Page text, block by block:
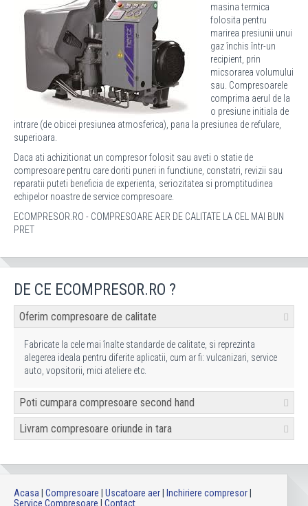
masina termica
folosita pentru
marirea presiunii unui
gaz închis într-un
recipient, prin
micsorarea volumului
sau. Compresoarele
comprima aerul de la
o presiune initiala de
intrare (de obicei presiunea atmosferica), pana la presiunea de refulare,
superioara.
Daca ati achizitionat un compresor folosit sau aveti o statie de
compresoare pentru care doriti puneri in functiune, constatri, revizii sau
reparatii puteti beneficia de experienta, seriozitatea si promptitudinea
echipelor noastre de service compresoare.
ECOMPRESOR.RO - COMPRESOARE AER DE CALITATE LA CEL MAI BUN
PRET
DE CE ECOMPRESOR.RO ?
Oferim compresoare de calitate
Fabricate la cele mai înalte standarde de calitate, si reprezinta
alegerea ideala pentru diferite aplicatii, cum ar fi: vulcanizari, service
auto, vopsitorii, mici ateliere etc.
Poti cumpara compresoare second hand
Livram compresoare oriunde in tara
Acasa Compresoare Uscatoare aer Inchiriere compresor
Service Compresoare
Contact